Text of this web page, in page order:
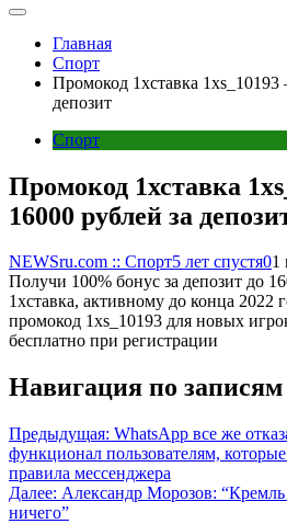
Главная
Спорт
Промокод 1хставка 1xs_10193
депозит
Спорт
Промокод 1хставка
16000 рублей за
NEWSru.com :: Спорт5 лет спустя01
Получи 100% бонус за депозит до
1хставка, активному до конца 2022
промокод 1xs_10193 для новых
бесплатно при регистрации
Навигация по записям
Предыдущая: WhatsApp все же
функционал пользователям,
правила мессенджера
Далее: Александр Морозов:
ничего”